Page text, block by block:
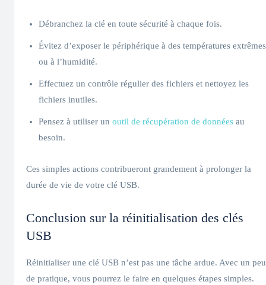
Débranchez la clé en toute sécurité à chaque fois.
Évitez d’exposer le périphérique à des températures extrêmes
ou à l’humidité.
Effectuez un contrôle régulier des fichiers et nettoyez les
fichiers inutiles.
Pensez à utiliser un outil de récupération de données au
besoin.
Ces simples actions contribueront grandement à prolonger la
durée de vie de votre clé USB.
Conclusion sur la réinitialisation des clés
USB
Réinitialiser une clé USB n’est pas une tâche ardue. Avec un peu
de pratique, vous pourrez le faire en quelques étapes simples.